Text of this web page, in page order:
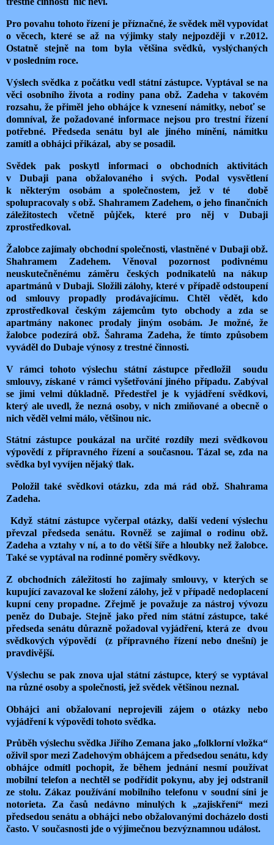
Pro povahu tohoto řízení je příznačné, že svědek měl vypovídat
o věcech, které se až na výjimky staly nejpozději v r.2012.
Ostatně stejně na tom byla většina svědků, vyslýchaných
v posledním roce.
Výslech svědka z počátku vedl státní zástupce. Vyptával se na
věci osobního života a rodiny pana obž. Zadeha v takovém
rozsahu, že přiměl jeho obhájce k vznesení námitky, neboť se
domníval, že požadované informace nejsou pro trestní řízení
potřebné. Předseda senátu byl ale jiného mínění, námitku
zamítl a obhájci přikázal, aby se posadil.
Svědek pak poskytl informaci o obchodních aktivitách
v Dubaji pana obžalovaného i svých. Podal vysvětlení
k některým osobám a společnostem, jež v té
době
spolupracovaly s obž. Shahramem Zadehem, o jeho finančních
záležitostech včetně půjček, které pro něj v Dubaji
zprostředkoval.
Žalobce zajímaly obchodní společnosti, vlastněné v Dubaji obž.
Shahramem Zadehem. Věnoval pozornost podivnému
neuskutečněnému záměru českých podnikatelů na nákup
apartmánů v Dubaji. Složili zálohy, které v případě odstoupení
od smlouvy propadly prodávajícímu. Chtěl vědět, kdo
zprostředkoval českým zájemcům tyto obchody a zda se
apartmány nakonec prodaly jiným osobám. Je možné, že
žalobce podezírá obž. Šahrama Zadeha, že tímto způsobem
vyváděl do Dubaje výnosy z trestné činnosti.
V rámci tohoto výslechu státní zástupce předložil soudu
smlouvy, získané v rámci vyšetřování jiného případu. Zabýval
se jimi velmi důkladně. Předestřel je k vyjádření svědkovi,
který ale uvedl, že nezná osoby, v nich zmiňované a obecně o
nich věděl velmi málo, většinou nic.
Státní zástupce poukázal na určité rozdíly mezi svědkovou
výpovědí z přípravného řízení a současnou. Tázal se, zda na
svědka byl vyvíjen nějaký tlak.
Položil také svědkovi otázku, zda má rád obž. Shahrama
Zadeha.
Když státní zástupce vyčerpal otázky, další vedení výslechu
převzal předseda senátu. Rovněž se zajímal o rodinu obž.
Zadeha a vztahy v ní, a to do větší šíře a hloubky než žalobce.
Také se vyptával na rodinné poměry svědkovy.
Z obchodních záležitostí ho zajímaly smlouvy, v kterých se
kupující zavazoval ke složení zálohy, jež v případě nedoplacení
kupní ceny propadne. Zřejmě je považuje za nástroj vývozu
peněz do Dubaje. Stejně jako před ním státní zástupce, také
předseda senátu důrazně požadoval vyjádření, která ze dvou
svědkových výpovědí (z přípravného řízení nebo dnešní) je
pravdivější.
Výslechu se pak znova ujal státní zástupce, který se vyptával
na různé osoby a společnosti, jež svědek většinou neznal.
Obhájci ani obžalovaní neprojevili zájem o otázky nebo
vyjádření k výpovědi tohoto svědka.
Průběh výslechu svědka Jiřího Zemana jako „folklorní vložka“
oživil spor mezi Zadehovým obhájcem a předsedou senátu, kdy
obhájce odmítl pochopit, že během jednání nesmí používat
mobilní telefon a nechtěl se podřídit pokynu, aby jej odstranil
ze stolu. Zákaz používání mobilního telefonu v soudní síni je
notorieta. Za časů nedávno minulých k „zajiskření“ mezi
předsedou senátu a obhájci nebo obžalovanými docházelo dosti
často. V současnosti jde o výjimečnou bezvýznamnou událost.